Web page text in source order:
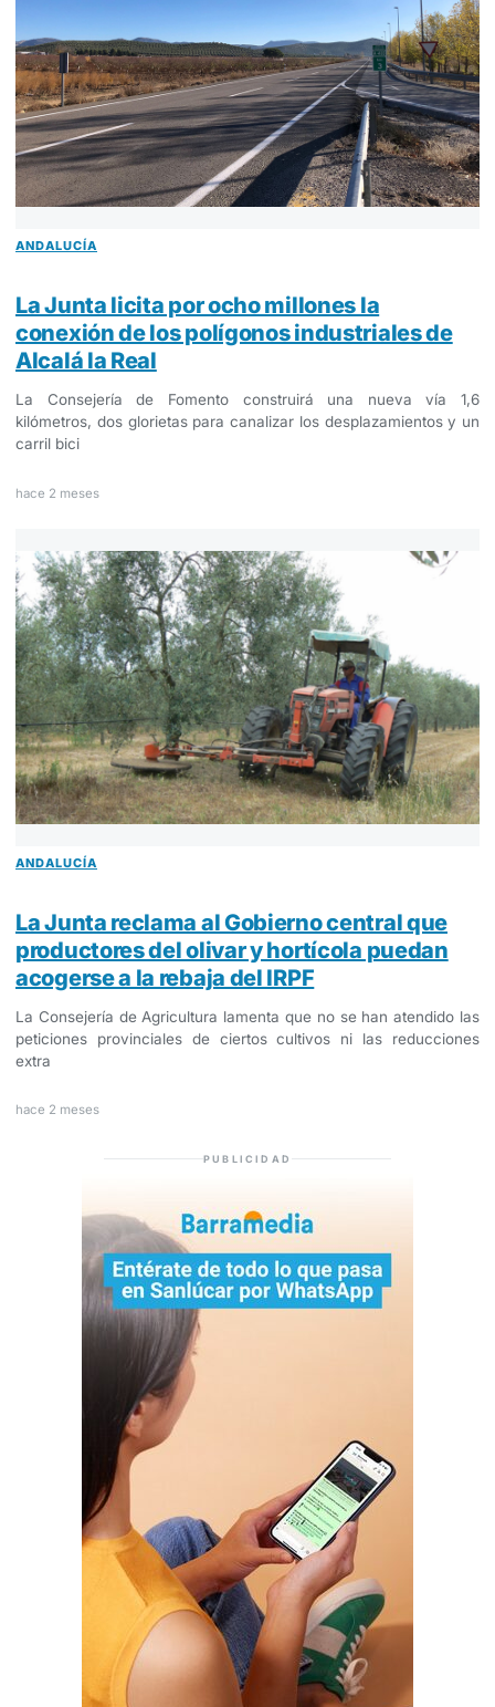
ANDALUCÍA
La Junta licita por ocho millones la
conexión de los polígonos industriales de
Alcalá la Real
La Consejería de Fomento construirá una nueva vía 1,6
kilómetros, dos glorietas para canalizar los desplazamientos y un
carril bici
hace 2 meses
ANDALUCÍA
La Junta reclama al Gobierno central que
productores del olivar y hortícola puedan
acogerse a la rebaja del IRPF
La Consejería de Agricultura lamenta que no se han atendido las
peticiones provinciales de ciertos cultivos ni las reducciones
extra
hace 2 meses
PUBLICIDAD